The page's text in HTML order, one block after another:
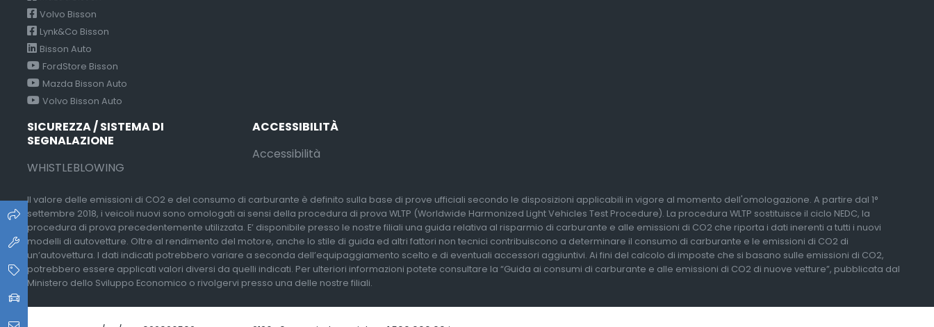
Volvo Bisson
Lynk&Co Bisson
Bisson Auto
FordStore Bisson
Mazda Bisson Auto
Volvo Bisson Auto
SICUREZZA / SISTEMA DI
SEGNALAZIONE
WHISTLEBLOWING
ACCESSIBILITÀ
Accessibilità
Il valore delle emissioni di CO2 e del consumo di carburante è definito sulla base di prove ufficiali secondo le disposizioni applicabili in vigore al momento dell'omologazione. A partire dal 1°
settembre 2018, i veicoli nuovi sono omologati ai sensi della procedura di prova WLTP (Worldwide Harmonized Light Vehicles Test Procedure). La procedura WLTP sostituisce il ciclo NEDC, la
procedura di prova precedentemente utilizzata. E’ disponibile presso le nostre filiali una guida relativa al risparmio di carburante e alle emissioni di CO2 che riporta i dati inerenti a tutti i nuovi
modelli di autovetture. Oltre al rendimento del motore, anche lo stile di guida ed altri fattori non tecnici contribuiscono a determinare il consumo di carburante e le emissioni di CO2 di
un’autovettura. I dati indicati potrebbero variare a seconda dell’equipaggiamento scelto e di eventuali accessori aggiuntivi. Ai fini del calcolo di imposte che si basano sulle emissioni di CO2,
potrebbero essere applicati valori diversi da quelli indicati. Per ulteriori informazioni potete consultare la “Guida ai consumi di carburante e alle emissioni di CO2 di nuove vetture”, pubblicata dal
Ministero dello Sviluppo Economico o rivolgervi presso una delle nostre filiali.